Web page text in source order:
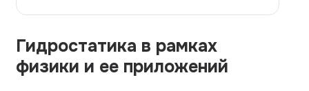
О сервисе
О компании
Наши гарантии
Контакты
Гидростатика в рамках
физики и ее приложений